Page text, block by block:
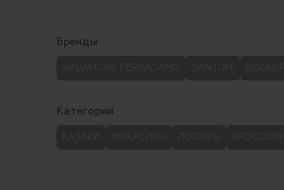
Бренды
Категории